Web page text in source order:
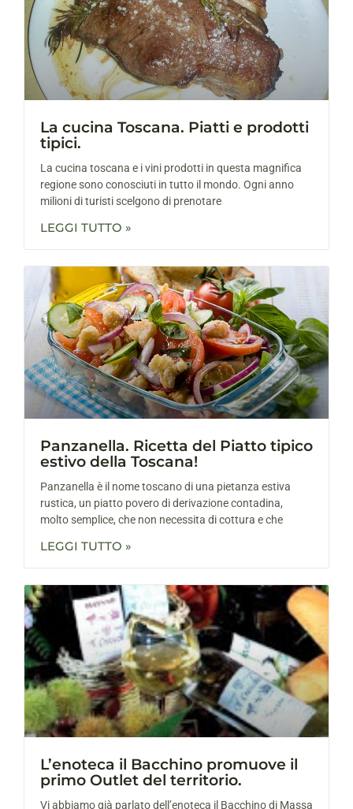
La cucina Toscana. Piatti e prodotti
tipici.
La cucina toscana e i vini prodotti in questa magnifica
regione sono conosciuti in tutto il mondo. Ogni anno
milioni di turisti scelgono di prenotare
LEGGI TUTTO »
Panzanella. Ricetta del Piatto tipico
estivo della Toscana!
Panzanella è il nome toscano di una pietanza estiva
rustica, un piatto povero di derivazione contadina,
molto semplice, che non necessita di cottura e che
LEGGI TUTTO »
L’enoteca il Bacchino promuove il
primo Outlet del territorio.
Vi abbiamo già parlato dell’enoteca il Bacchino di Massa